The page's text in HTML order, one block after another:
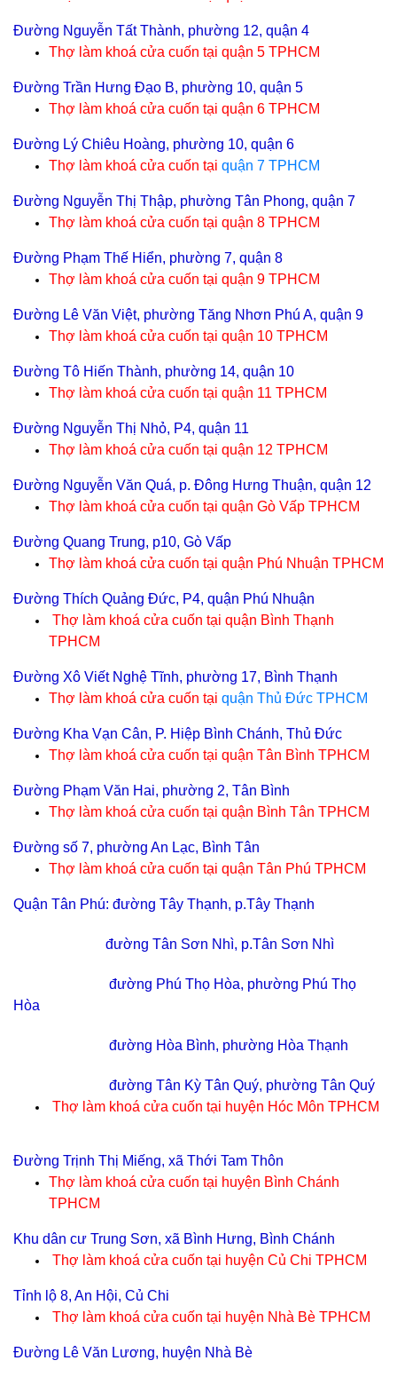
Đường Nguyễn Tất Thành, phường 12, quận 4
Thợ làm khoá cửa cuốn tại quận 5 TPHCM
Đường Trần Hưng Đạo B, phường 10, quận 5
Thợ làm khoá cửa cuốn tại quận 6 TPHCM
Đường Lý Chiêu Hoàng, phường 10, quận 6
Thợ làm khoá cửa cuốn tại quận 7 TPHCM
Đường Nguyễn Thị Thập, phường Tân Phong, quận 7
Thợ làm khoá cửa cuốn tại quận 8 TPHCM
Đường Phạm Thế Hiển, phường 7, quận 8
Thợ làm khoá cửa cuốn tại quận 9 TPHCM
Đường Lê Văn Việt, phường Tăng Nhơn Phú A, quận 9
Thợ làm khoá cửa cuốn tại quận 10 TPHCM
Đường Tô Hiến Thành, phường 14, quận 10
Thợ làm khoá cửa cuốn tại quận 11 TPHCM
Đường Nguyễn Thị Nhỏ, P4, quận 11
Thợ làm khoá cửa cuốn tại quận 12 TPHCM
Đường Nguyễn Văn Quá, p. Đông Hưng Thuận, quận 12
Thợ làm khoá cửa cuốn tại quận Gò Vấp TPHCM
Đường Quang Trung, p10, Gò Vấp
Thợ làm khoá cửa cuốn tại quận Phú Nhuận TPHCM
Đường Thích Quảng Đức, P4, quận Phú Nhuận
Thợ làm khoá cửa cuốn tại quận Bình Thạnh
TPHCM
Đường Xô Viết Nghệ Tĩnh, phường 17, Bình Thạnh
Thợ làm khoá cửa cuốn tại quận Thủ Đức TPHCM
Đường Kha Vạn Cân, P. Hiệp Bình Chánh, Thủ Đức
Thợ làm khoá cửa cuốn tại quận Tân Bình TPHCM
Đường Phạm Văn Hai, phường 2, Tân Bình
Thợ làm khoá cửa cuốn tại quận Bình Tân TPHCM
Đường số 7, phường An Lạc, Bình Tân
Thợ làm khoá cửa cuốn tại quận Tân Phú TPHCM
Quận Tân Phú: đường Tây Thạnh, p.Tây Thạnh
đường Tân Sơn Nhì, p.Tân Sơn Nhì
đường Phú Thọ Hòa, phường Phú Thọ
Hòa
đường Hòa Bình, phường Hòa Thạnh
đường Tân Kỳ Tân Quý, phường Tân Quý
Thợ làm khoá cửa cuốn tại huyện Hóc Môn TPHCM
Đường Trịnh Thị Miếng, xã Thới Tam Thôn
Thợ làm khoá cửa cuốn tại huyện Bình Chánh
TPHCM
Khu dân cư Trung Sơn, xã Bình Hưng, Bình Chánh
Thợ làm khoá cửa cuốn tại huyện Củ Chi TPHCM
Tỉnh lộ 8, An Hội, Củ Chi
Thợ làm khoá cửa cuốn tại huyện Nhà Bè TPHCM
Đường Lê Văn Lương, huyện Nhà Bè